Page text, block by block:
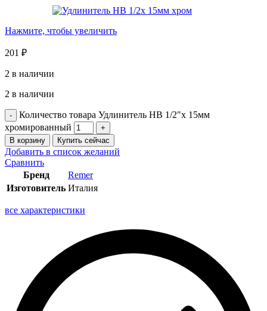
Нажмите, чтобы увеличить
201 ₽
2 в наличии
2 в наличии
Количество товара Удлинитель НВ 1/2"x 15мм
хромированный
В корзину Купить сейчас
Добавить в список желаний
Сравнить
Бренд
Remer
Изготовитель Италия
все характеристики